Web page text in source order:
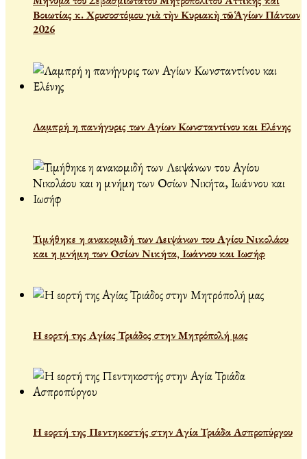
Βοιωτίας κ. Χρυσοστόμου γιὰ τὴν Κυριακὴ τῶν Ἁγίων Πάντων
2026
Λαμπρή η πανήγυρις των Αγίων Κωνσταντίνου και Ελένης
Τιμήθηκε η ανακομιδή των Λειψάνων του Αγίου Νικολάου
και η μνήμη των Οσίων Νικήτα, Ιωάννου και Ιωσήφ
Η εορτή της Αγίας Τριάδος στην Μητρόπολή μας
Η εορτή της Πεντηκοστής στην Αγία Τριάδα Ασπροπύργου